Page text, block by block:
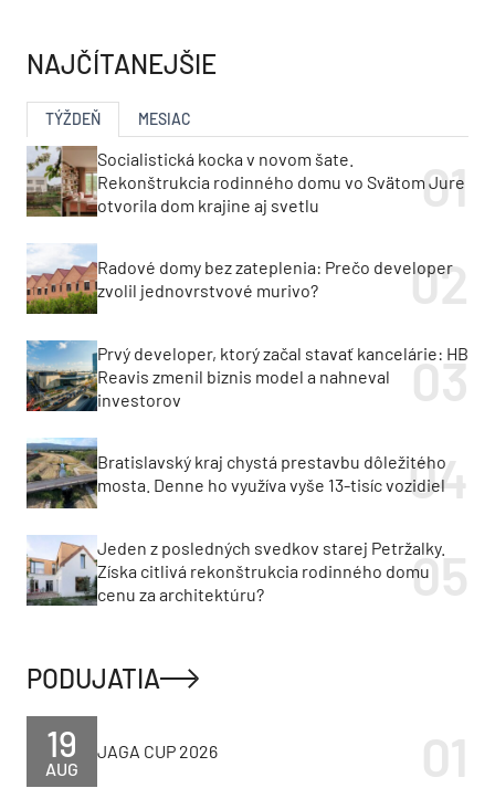
NAJČÍTANEJŠIE
TÝŽDEŇ MESIAC
Socialistická kocka v novom šate.
Rekonštrukcia rodinného domu vo Svätom Jure
otvorila dom krajine aj svetlu
Radové domy bez zateplenia: Prečo developer
zvolil jednovrstvové murivo?
Prvý developer, ktorý začal stavať kancelárie: HB
Reavis zmenil biznis model a nahneval
investorov
Bratislavský kraj chystá prestavbu dôležitého
mosta. Denne ho využíva vyše 13-tisíc vozidiel
Jeden z posledných svedkov starej Petržalky.
Získa citlivá rekonštrukcia rodinného domu
cenu za architektúru?
PODUJATIA
AUG
19 JAGA CUP 2026